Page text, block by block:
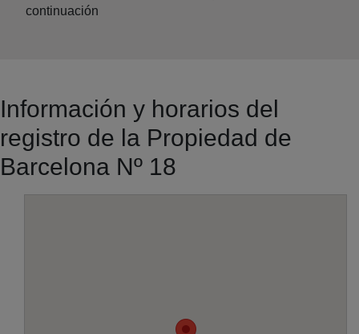
continuación
Información y horarios del
registro de la Propiedad de
Barcelona Nº 18